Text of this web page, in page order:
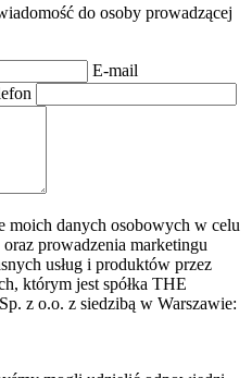
do osoby prowadzącej
E-mail
moich danych osobowych w celu
prowadzenia marketingu
usług i produktów przez
którym jest spółka THE
z o.o. z siedzibą w Warszawie: